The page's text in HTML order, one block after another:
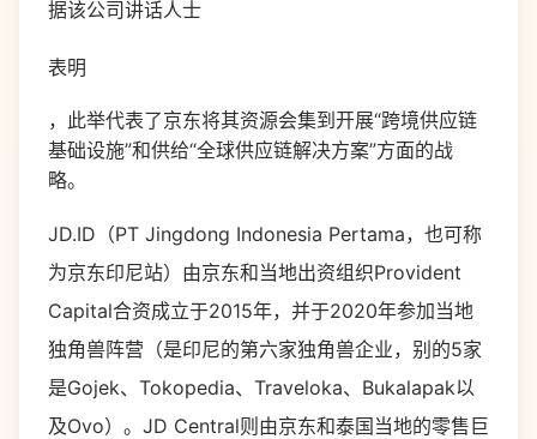
据该公司讲话人士
表明
，此举代表了京东将其资源会集到开展“跨境供应链
基础设施”和供给“全球供应链解决方案”方面的战
略。
JD.ID（PT Jingdong Indonesia Pertama，也可称
为京东印尼站）由京东和当地出资组织Provident
Capital合资成立于2015年，并于2020年参加当地
独角兽阵营（是印尼的第六家独角兽企业，别的5家
是Gojek、Tokopedia、Traveloka、Bukalapak以
及Ovo）。JD Central则由京东和泰国当地的零售巨